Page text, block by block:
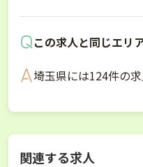
この求人と同じエリ
埼玉県には124件の求
関連する求人